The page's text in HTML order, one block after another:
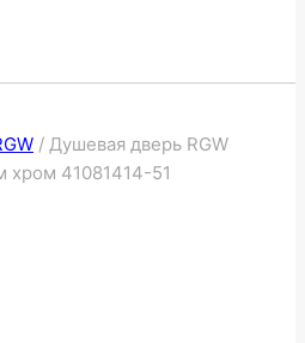
/ Душевая дверь RGW
хром 41081414-51